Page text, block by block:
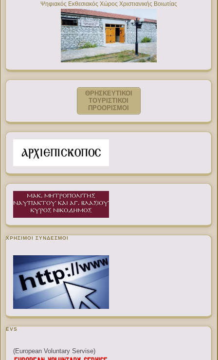
Ψηφιακός Εκθεσιακός Χώρος Χριστιανικής Βοιωτίας
ΘΡΗΣΚΕΥΤΙΚΟΙ
ΤΟΥΡΙΣΤΙΚΟΙ
ΠΡΟΟΡΙΣΜΟΙ
ΧΡΉΣΙΜΟΙ ΣΎΝΔΕΣΜΟΙ
EVS
(European Voluntary Servise)